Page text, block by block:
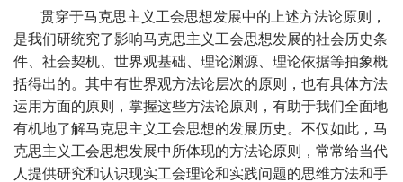
贯穿于马克思主义工会思想发展中的上述方法论原则，
是我们研统究了影响马克思主义工会思想发展的社会历史条
件、社会契机、世界观基础、理论渊源、理论依据等抽象概
括得出的。其中有世界观方法论层次的原则，也有具体方法
运用方面的原则，掌握这些方法论原则，有助于我们全面地
有机地了解马克思主义工会思想的发展历史。不仅如此，马
克思主义工会思想发展中所体现的方法论原则，常常给当代
人提供研究和认识现实工会理论和实践问题的思维方法和手